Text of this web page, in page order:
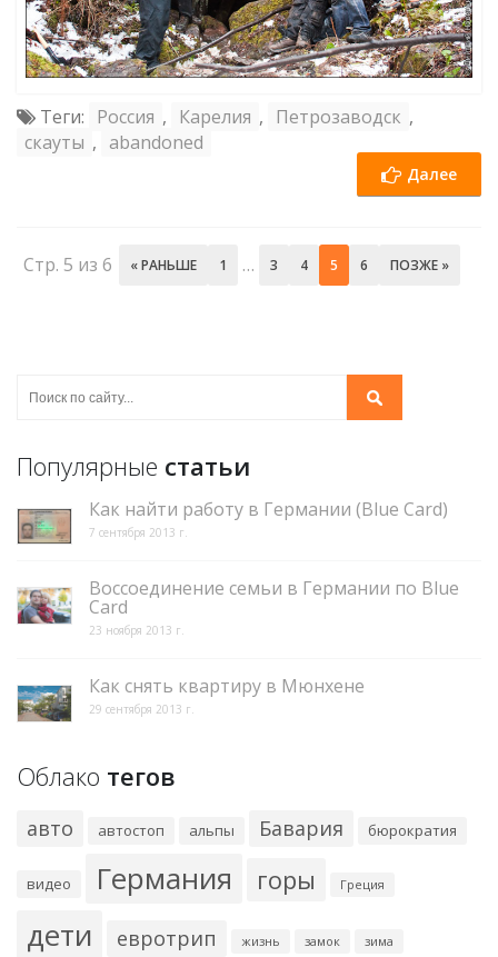
Теги: Россия , Карелия , Петрозаводск ,
скауты , abandoned
Далее
Стр. 5 из 6 « РАНЬШЕ 1 … 3 4 5 6 ПОЗЖЕ »
Популярные статьи
Как найти работу в Германии (Blue Card)
7 сентября 2013 г.
Воссоединение семьи в Германии по Blue
Card
23 ноября 2013 г.
Как снять квартиру в Мюнхене
29 сентября 2013 г.
Облако тегов
авто автостоп альпы Бавария бюрократия
видео Германия горы Греция
дети евротрип жизнь замок зима